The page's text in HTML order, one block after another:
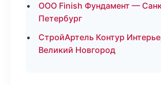
ООО Finish Фундамент —
Петербург
СтройАртель Контур
Великий Новгород